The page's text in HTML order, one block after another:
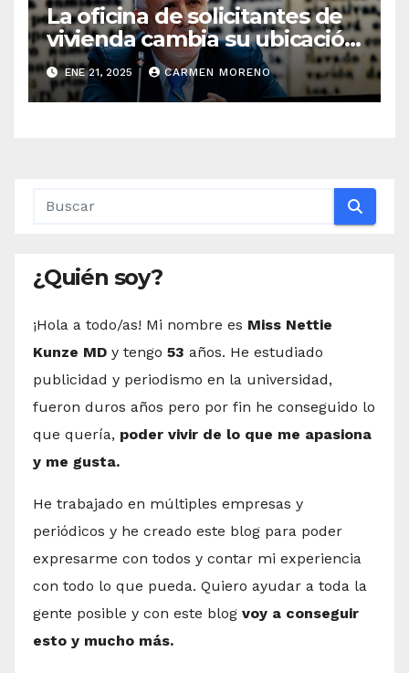
La oficina de solicitantes de
vivienda cambia su ubicación
a la tenencia de alcaldía de El
Boquetillo
ENE 21, 2025 CARMEN MORENO
¿Quién soy?
¡Hola a todo/as! Mi nombre es Miss Nettie
Kunze MD y tengo 53 años. He estudiado
publicidad y periodismo en la universidad,
fueron duros años pero por fin he conseguido lo
que quería, poder vivir de lo que me apasiona
y me gusta.
He trabajado en múltiples empresas y
periódicos y he creado este blog para poder
expresarme con todos y contar mi experiencia
con todo lo que pueda. Quiero ayudar a toda la
gente posible y con este blog voy a conseguir
esto y mucho más.